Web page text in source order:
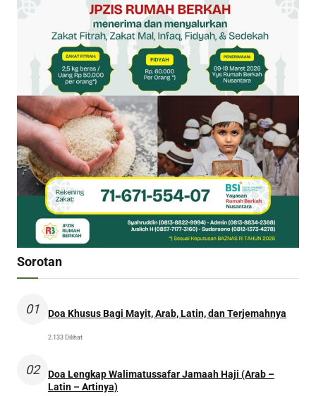
Sorotan
01 Doa Khusus Bagi Mayit, Arab, Latin, dan Terjemahnya
2.133 Dilihat
02
Doa Lengkap Walimatussafar Jamaah Haji (Arab –
Latin – Artinya)